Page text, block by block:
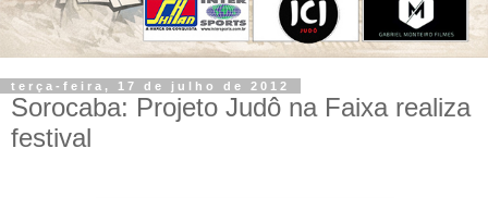
terça-feira, 17 de julho de 2012
Sorocaba: Projeto Judô na Faixa realiza
festival